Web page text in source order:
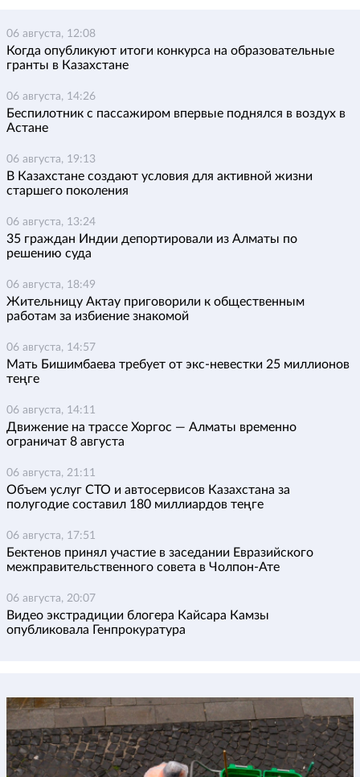
06 августа, 12:08
Когда опубликуют итоги конкурса на образовательные
гранты в Казахстане
06 августа, 14:26
Беспилотник с пассажиром впервые поднялся в воздух в
Астане
06 августа, 19:13
В Казахстане создают условия для активной жизни
старшего поколения
06 августа, 13:24
35 граждан Индии депортировали из Алматы по
решению суда
06 августа, 18:49
Жительницу Актау приговорили к общественным
работам за избиение знакомой
06 августа, 14:57
Мать Бишимбаева требует от экс-невестки 25 миллионов
теңге
06 августа, 14:11
Движение на трассе Хоргос — Алматы временно
ограничат 8 августа
06 августа, 21:11
Объем услуг СТО и автосервисов Казахстана за
полугодие составил 180 миллиардов теңге
06 августа, 17:51
Бектенов принял участие в заседании Евразийского
межправительственного совета в Чолпон-Ате
06 августа, 20:07
Видео экстрадиции блогера Кайсара Камзы
опубликовала Генпрокуратура